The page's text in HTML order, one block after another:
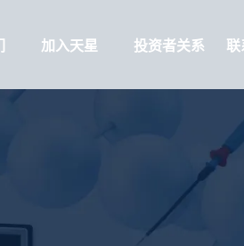
加入天星 投资者关系 联